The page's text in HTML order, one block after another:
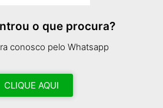
o que procura?
conosco pelo Whatsapp
CLIQUE AQUI